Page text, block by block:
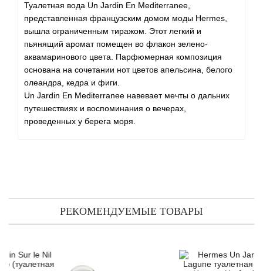
Туалетная вода Un Jardin En Mediterranee,
представленная французским домом моды Hermes,
вышла ограниченным тиражом. Этот легкий и
пьянящий аромат помещен во флакон зелено-
аквамаринового цвета. Парфюмерная композиция
основана на сочетании нот цветов апельсина, белого
олеандра, кедра и фиги.
Un Jardin En Mediterranee навевает мечты о дальних
путешествиях и воспоминания о вечерах,
проведенных у берега моря.
РЕКОМЕНДУЕМЫЕ ТОВАРЫ
Angel Schlesser
Anima Mundi
Anna Sui
Annayake
Anne Fontaine
Antonio Banderas